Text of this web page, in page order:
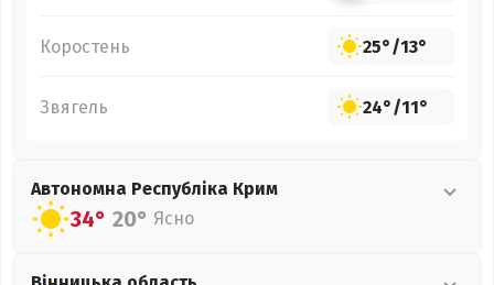
Коростень 25°/13°
Звягель 24°/11°
Автономна Республіка Крим
34° 20° Ясно